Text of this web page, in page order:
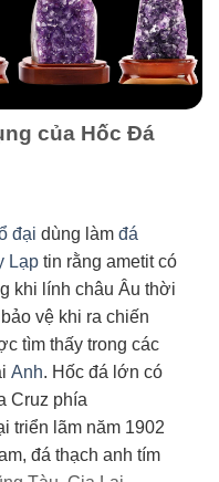
của Hốc Đá
đại dùng làm đá
Lạp tin rằng ametit có
khi lính châu Âu thời
vệ khi ra chiến
tìm thấy trong các
Anh. Hốc đá lớn có
Cruz phía
triển lãm năm 1902
đá thạch anh tím